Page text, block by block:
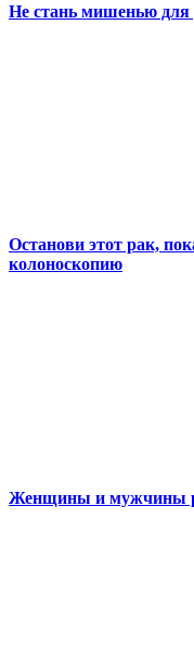
Не стань мишенью
Останови этот рак,
колоноскопию
Женщины и мужчины